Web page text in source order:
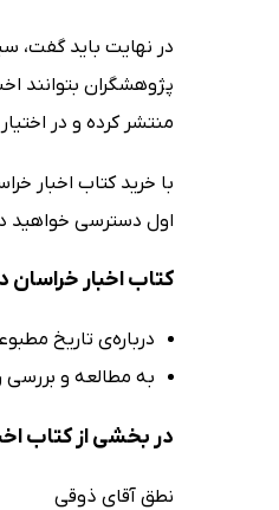
در نهایت باید گفت،
پژوهشگران بتوانند
منتشر کرده و در
با خرید کتاب اخبار
اول دسترسی خواهید
کتاب اخبار
درباره‌ی تاریخ
به مطالعه و بررسی
در بخشی از کتاب
نطق آقای ذوقی